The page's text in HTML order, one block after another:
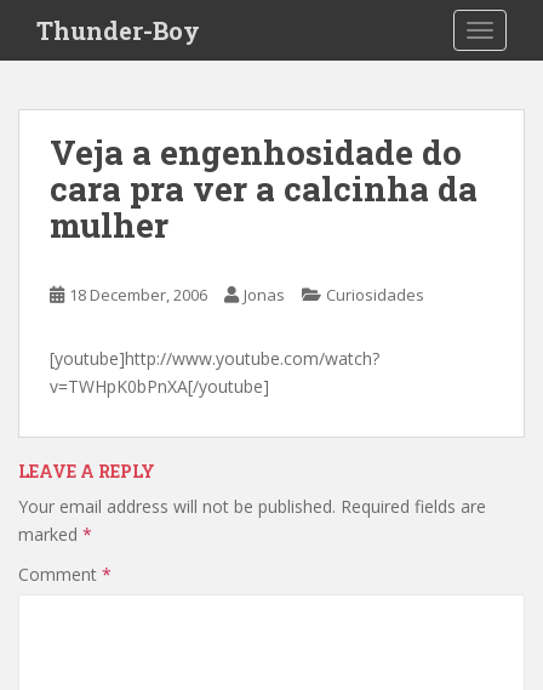
i
Thunder-Boy
Veja a engenhosidade do
cara pra ver a calcinha da
mulher
18 December, 2006 Jonas Curiosidades
[youtube]http://www.youtube.com/watch?
v=TWHpK0bPnXA[/youtube]
LEAVE A REPLY
Your email address will not be published. Required fields are
marked *
Comment *